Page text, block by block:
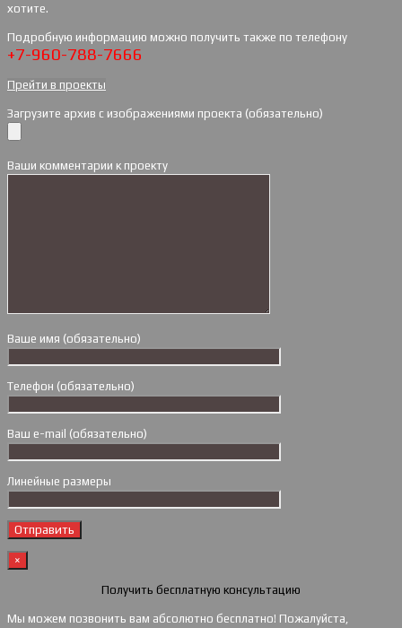
хотите.
Подробную информацию можно получить также по телефону
+7-960-788-7666
Прейти в проекты
Загрузите архив с изображениями проекта (обязательно)
Ваши комментарии к проекту
Ваше имя (обязательно)
Телефон (обязательно)
Ваш e-mail (обязательно)
Линейные размеры
×
Получить бесплатную консультацию
Мы можем позвонить вам абсолютно бесплатно! Пожалуйста,